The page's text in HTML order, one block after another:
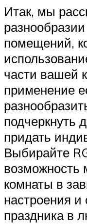
Итак, мы
помещений,
части вашей
применение
подчеркнуть
придать
Выбирайте
возможность
комнаты в
настроения и
праздника в